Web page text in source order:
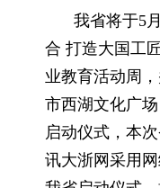
我省将于5
合 打造大国工
业教育活动周
市西湖文化广
启动仪式，本
讯大浙网采用